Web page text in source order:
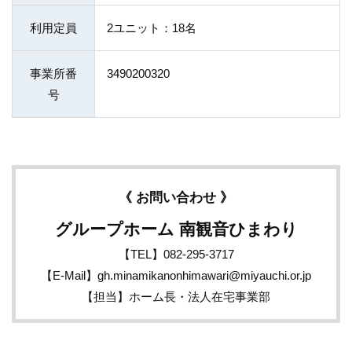
利用定員 2ユニット：18名
事業所番
号
3490200320
《 お問い合わせ 》
グループホーム 南観音ひまわり
【TEL】082-295-3717
【E-Mail】gh.minamikanonhimawari@miyauchi.or.jp
【担当】ホーム長・法人在宅事業部